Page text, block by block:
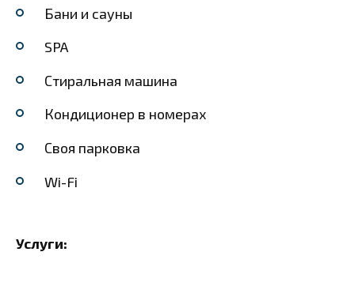
Бани и сауны
SPA
Стиральная машина
Кондиционер в номерах
Своя парковка
Wi-Fi
Услуги: